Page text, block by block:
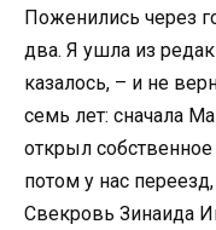
Поженились через
два. Я ушла из
казалось, – и не
семь лет: сначала
открыл
потом у нас
Свекровь Зинаида